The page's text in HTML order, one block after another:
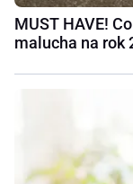
MUST HAVE!
malucha na rok